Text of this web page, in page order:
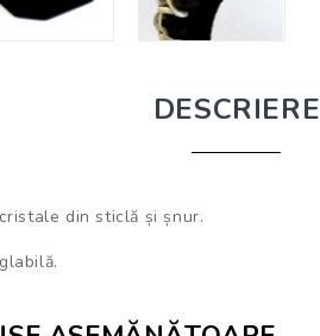
DESCRIERE
din sticlă și șnur.